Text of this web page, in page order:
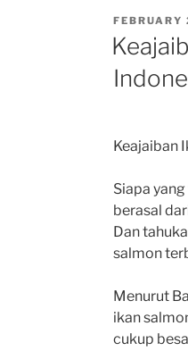
POSTED
ON
Keajaiban
Siapa
berasal
Dan
salmon
Menurut
ikan
cukup